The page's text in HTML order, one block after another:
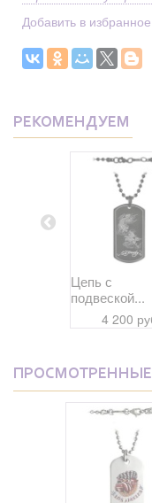
Добавить в избранное
РЕКОМЕНДУЕМ
Цепь с
подвеской...
4 200